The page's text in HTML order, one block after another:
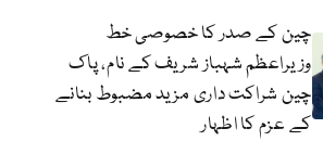
چین کے صدر کا خصوصی خط
وزیراعظم شہباز شریف کے نام، پاک
چین شراکت داری مزید مضبوط بنانے
کے عزم کا اظہار